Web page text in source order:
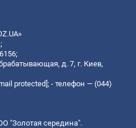
д. 7, г. Киев,
protected] ; - телефон — (044)
"Золотая середина".